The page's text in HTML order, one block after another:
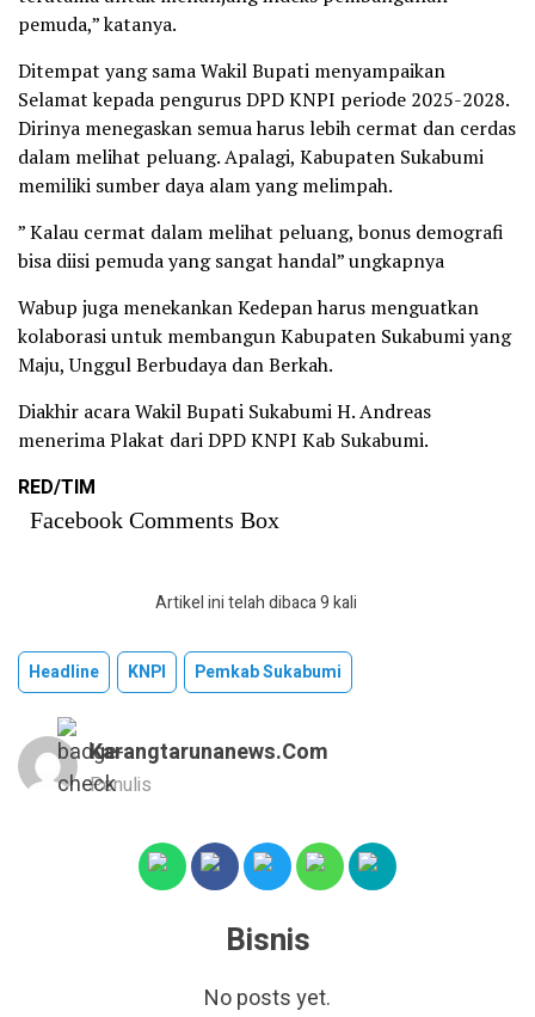
pemuda,” katanya.
Ditempat yang sama Wakil Bupati menyampaikan
Selamat kepada pengurus DPD KNPI periode 2025-2028.
Dirinya menegaskan semua harus lebih cermat dan cerdas
dalam melihat peluang. Apalagi, Kabupaten Sukabumi
memiliki sumber daya alam yang melimpah.
” Kalau cermat dalam melihat peluang, bonus demografi
bisa diisi pemuda yang sangat handal” ungkapnya
Wabup juga menekankan Kedepan harus menguatkan
kolaborasi untuk membangun Kabupaten Sukabumi yang
Maju, Unggul Berbudaya dan Berkah.
Diakhir acara Wakil Bupati Sukabumi H. Andreas
menerima Plakat dari DPD KNPI Kab Sukabumi.
RED/TIM
Facebook Comments Box
Artikel ini telah dibaca 9 kali
Headline KNPI Pemkab Sukabumi
Karangtarunanews.com
Penulis
Bisnis
No posts yet.